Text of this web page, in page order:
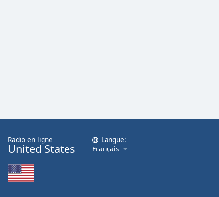
Radio en ligne
United States
Langue:
Français